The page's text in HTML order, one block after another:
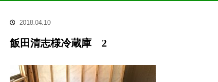
2018.04.10
飯田清志様冷蔵庫 2